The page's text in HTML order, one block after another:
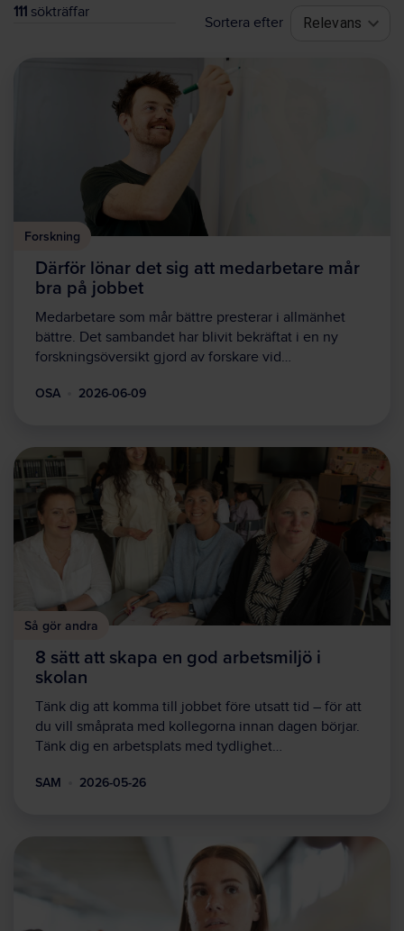
111 sökträffar
Sortera efter Relevans
Forskning
Därför lönar det sig att medarbetare mår
bra på jobbet
Medarbetare som mår bättre presterar i allmänhet
bättre. Det sambandet har blivit bekräftat i en ny
forskningsöversikt gjord av forskare vid…
OSA 2026-06-09
Så gör andra
8 sätt att skapa en god arbetsmiljö i
skolan
Tänk dig att komma till jobbet före utsatt tid – för att
du vill småprata med kollegorna innan dagen börjar.
Tänk dig en arbetsplats med tydlighet…
SAM 2026-05-26